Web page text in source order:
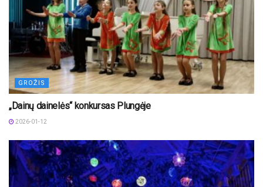
GROŽIS
„Dainų dainelės“ konkursas Plungėje
2026-01-12